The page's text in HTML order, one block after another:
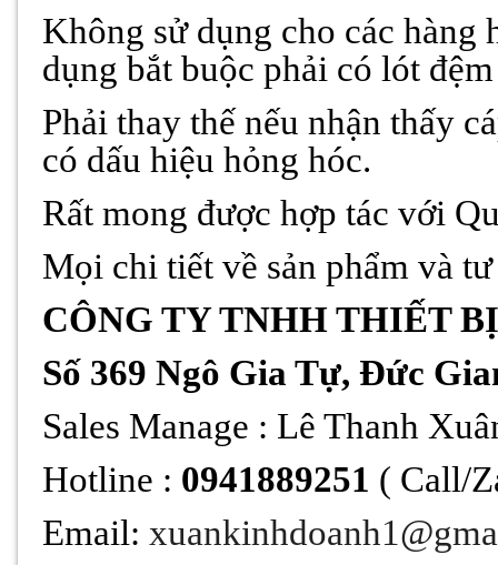
Không sử dụng cho các hàng
dụng bắt buộc phải có lót
Phải thay thế nếu nhận thấy
có dấu hiệu hỏng hóc.
Rất mong được hợp tác với
Mọi chi tiết về sản phẩm và
CÔNG TY TNHH THIẾT
Số 369 Ngô Gia Tự, Đức
Sales Manage : Lê Thanh
Hotline : 0941889251 ( Call/
Email: